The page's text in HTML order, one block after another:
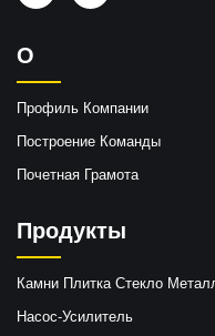
О
Профиль Компании
Построение Команды
Почетная Грамота
Продукты
Камни Плитка Стекло
Насос-Усилитель